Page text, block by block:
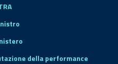
della performance